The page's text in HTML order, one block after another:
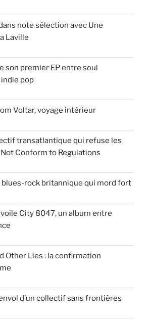
note sélection avec Une
Laville
son premier EP entre soul
pop
Voltar, voyage intérieur
transatlantique qui refuse les
Conform to Regulations
blues-rock britannique qui mord fort
City 8047, un album entre
Other Lies : la confirmation
d’un collectif sans frontières